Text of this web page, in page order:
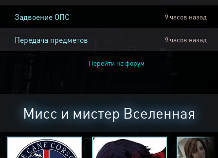
Задвоение ОПС 9 часов назад
Передача предметов 9 часов назад
Перейти на форум
Мисс и мистер Вселенная